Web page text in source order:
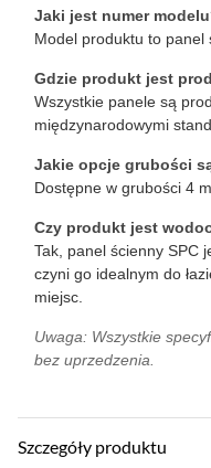
Jaki jest numer
Model produktu to panel
Gdzie produkt jest
Wszystkie panele są
międzynarodowymi
Jakie opcje grubości
Dostępne w grubości 4
Czy produkt jest
Tak, panel ścienny SPC
czyni go idealnym do
miejsc.
Uwaga: Wszystkie
bez uprzedzenia.
Szczegóły produktu